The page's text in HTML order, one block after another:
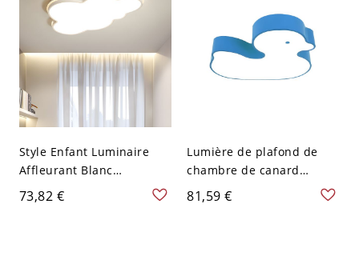
Style Enfant Luminaire
Affleurant Blanc
Plafonnier LED en Forme
de Nuage en Acrylique
73,82 €
Lumière de plafond de
chambre de canard
métallique LED moderne
de 18" W encastrée en
81,59 €